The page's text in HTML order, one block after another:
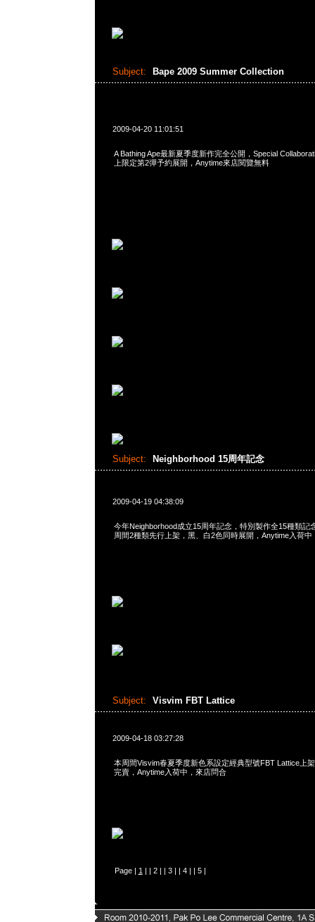
Subject: Bape 2009 Summer Collection
2009-04-20 11:01:51
A Bathing Ape最新夏季度新作完全公開，Special
上限定第2彈予約展開，Anytime來店閱覽無料
Subject: Neighborhood 15周年記念
2009-04-19 04:38:09
今年Neighborhood成立15周年記念，特別製作全15種類記
周間2種類先行上架，黑、白2色同時展開，Anytime入荷中
Subject: Visvim FBT Lattice
2009-04-18 03:27:28
本周間Visvim春夏季度新色系設定經典型號FBT Lattice上
完賣，Anytime入荷中，來店問合
Page | 1 | | 2| | 3| | 4| | 5|